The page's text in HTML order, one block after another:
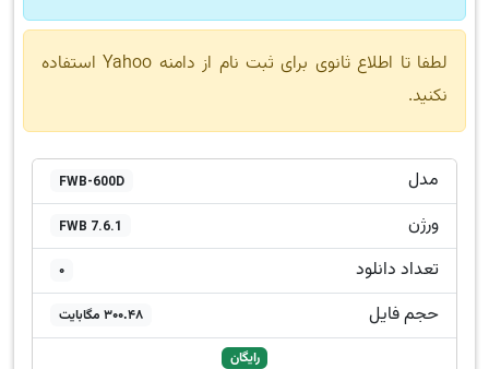
لطفا تا اطلاع ثانوی برای ثبت نام از دامنه Yahoo استفاده
نکنید.
مدل FWB-600D
ورژن FWB 7.6.1
تعداد دانلود 0
حجم فایل 300.48 مگابایت
رایگان